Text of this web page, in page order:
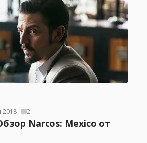
2018 2
Narcos: Mexico от